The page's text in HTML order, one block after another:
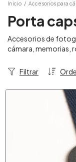
Inicio / Accesorios para
Porta
Accesorios de
cámara, memorias,
Filtrar